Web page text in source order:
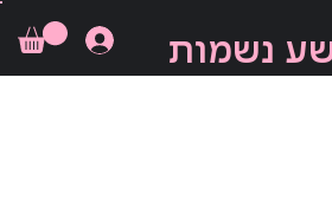
נשמות